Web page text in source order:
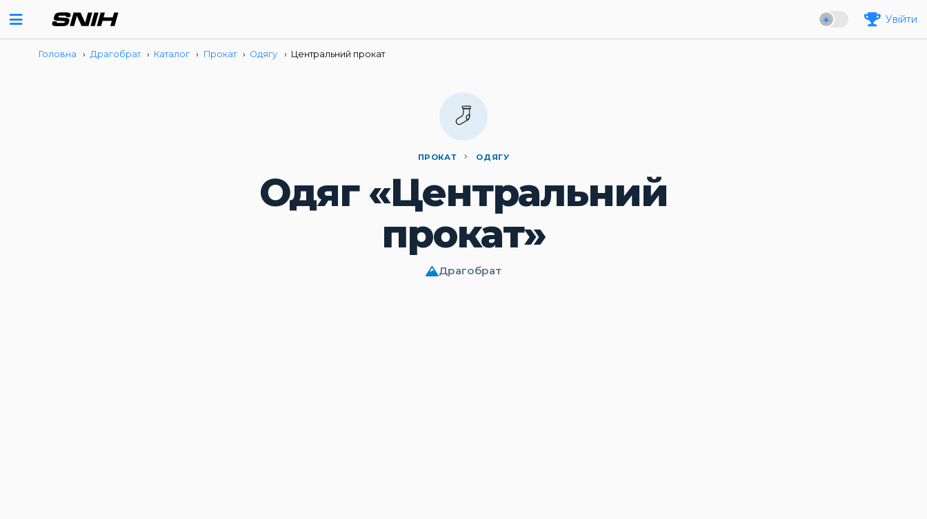
Увійти
Головна › Драгобрат › Каталог › Прокат › Одягу › Центральний прокат
ПРОКАТ ОДЯГУ
Одяг «Центральний
прокат»
Драгобрат